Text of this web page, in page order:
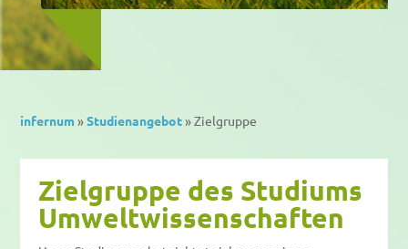
infernum»Studienangebot»Zielgruppe
Zielgruppe des Studiums
Umweltwissenschaften